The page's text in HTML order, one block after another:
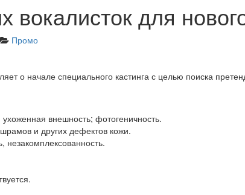
вокалисток для
Промо
о начале специального кастинга с целью поиска
внешность; фотогеничность.
и других дефектов кожи.
незакомплексованность.